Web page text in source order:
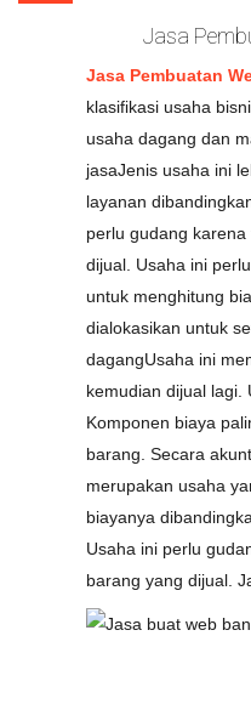
Jasa
Jasa Pembuatan
klasifikasi usaha
usaha dagang dan
jasaJenis usaha ini
layanan
perlu gudang
dijual. Usaha ini
untuk menghitung
dialokasikan untuk
dagangUsaha ini
kemudian dijual lagi.
Komponen biaya
barang. Secara
merupakan usaha
biayanya
Usaha ini perlu
barang yang dijual.